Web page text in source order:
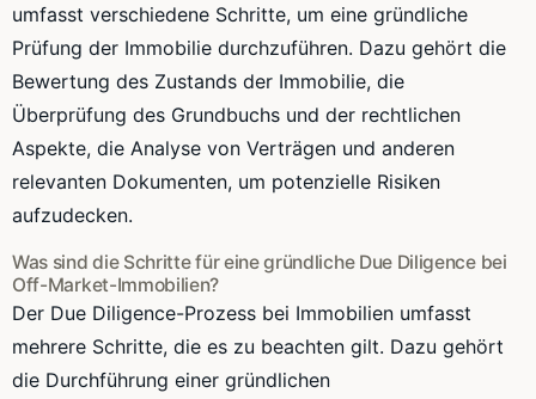
umfasst verschiedene Schritte, um eine gründliche
Prüfung der Immobilie durchzuführen. Dazu gehört die
Bewertung des Zustands der Immobilie, die
Überprüfung des Grundbuchs und der rechtlichen
Aspekte, die Analyse von Verträgen und anderen
relevanten Dokumenten, um potenzielle Risiken
aufzudecken.
Was sind die Schritte für eine gründliche Due Diligence bei
Off-Market-Immobilien?
Der Due Diligence-Prozess bei Immobilien umfasst
mehrere Schritte, die es zu beachten gilt. Dazu gehört
die Durchführung einer gründlichen